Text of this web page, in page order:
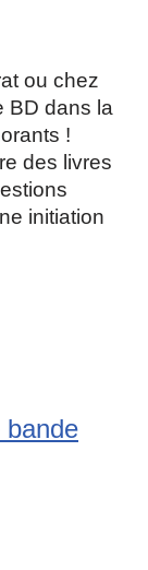
ou chez
BD dans la
!
des livres
initiation
bande